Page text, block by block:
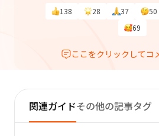
138 28 37 50
69
ここをクリックしてコ
関連ガイドその他の記事タグ